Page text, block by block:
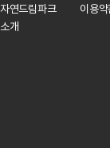
자연드림파크
소개
이용약